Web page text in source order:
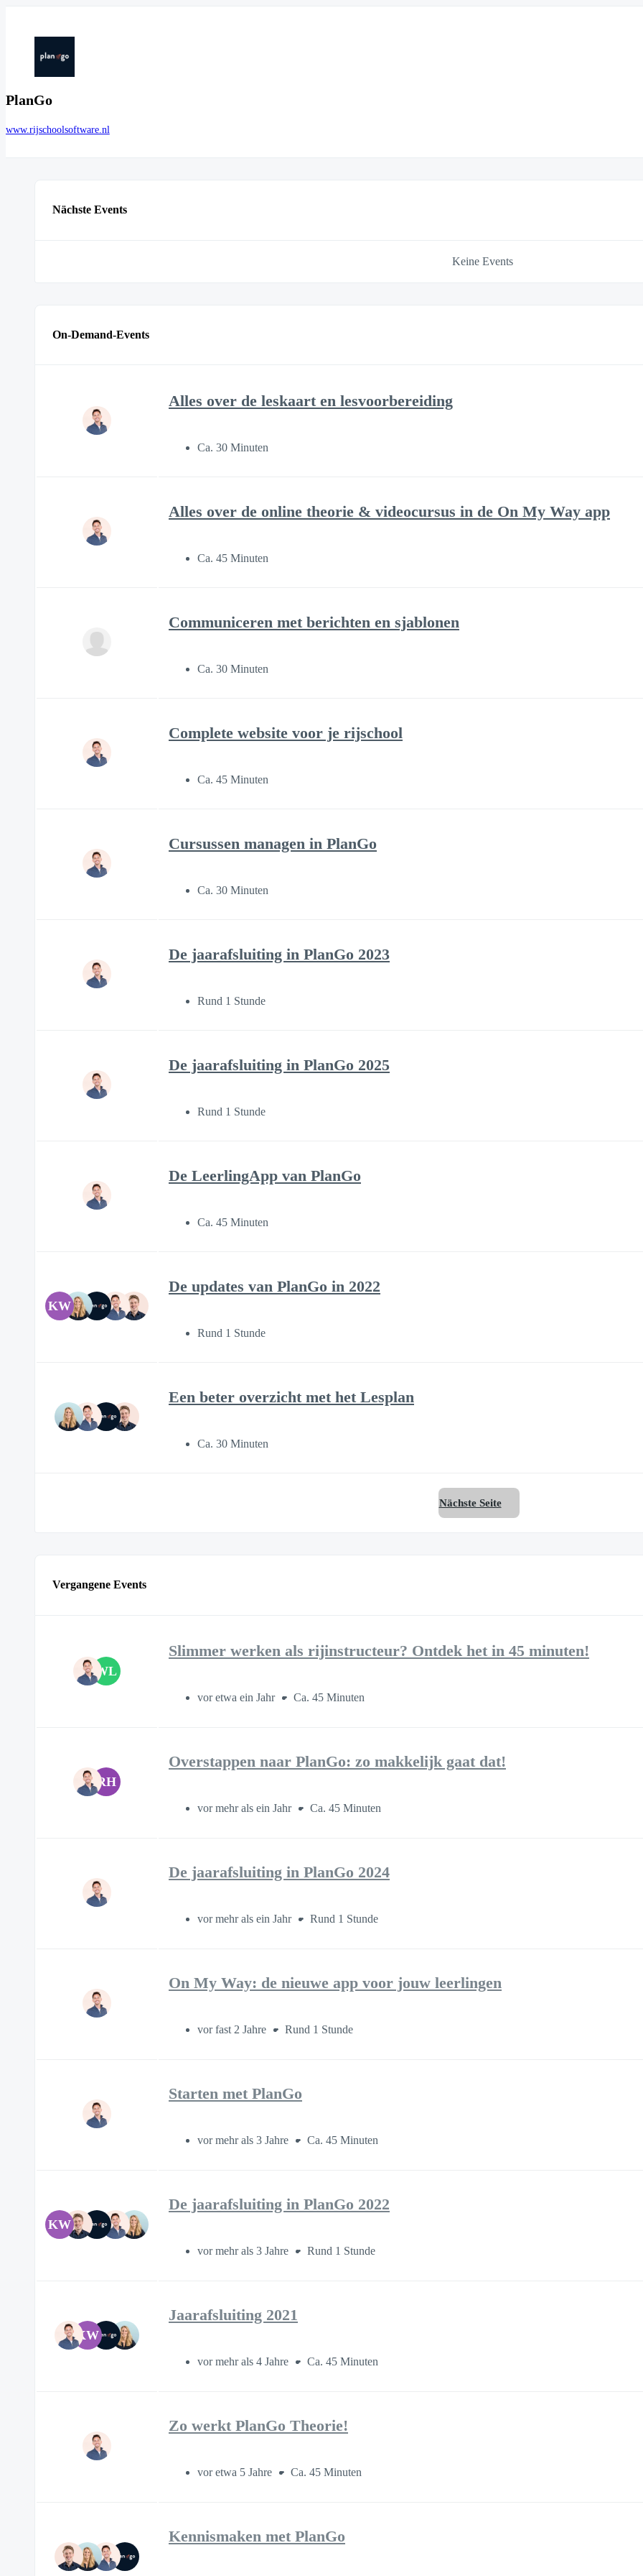
PlanGo
www.rijschoolsoftware.nl
Nächste Events
Keine Events
On-Demand-Events
Alles over de leskaart en lesvoorbereiding
Ca. 30 Minuten
Alles over de online theorie & videocursus in de On My Way app
Ca. 45 Minuten
Communiceren met berichten en sjablonen
Ca. 30 Minuten
Complete website voor je rijschool
Ca. 45 Minuten
Cursussen managen in PlanGo
Ca. 30 Minuten
De jaarafsluiting in PlanGo 2023
Rund 1 Stunde
De jaarafsluiting in PlanGo 2025
Rund 1 Stunde
De LeerlingApp van PlanGo
Ca. 45 Minuten
KW
De updates van PlanGo in 2022
Rund 1 Stunde
Een beter overzicht met het Lesplan
Ca. 30 Minuten
Nächste Seite
Vergangene Events
WL
Slimmer werken als rijinstructeur? Ontdek het in 45 minuten!
vor etwa ein Jahr Ca. 45 Minuten
RH
Overstappen naar PlanGo: zo makkelijk gaat dat!
vor mehr als ein Jahr Ca. 45 Minuten
De jaarafsluiting in PlanGo 2024
vor mehr als ein Jahr Rund 1 Stunde
On My Way: de nieuwe app voor jouw leerlingen
vor fast 2 Jahre Rund 1 Stunde
Starten met PlanGo
vor mehr als 3 Jahre Ca. 45 Minuten
KW
De jaarafsluiting in PlanGo 2022
vor mehr als 3 Jahre Rund 1 Stunde
KW
Jaarafsluiting 2021
vor mehr als 4 Jahre Ca. 45 Minuten
Zo werkt PlanGo Theorie!
vor etwa 5 Jahre Ca. 45 Minuten
Kennismaken met PlanGo